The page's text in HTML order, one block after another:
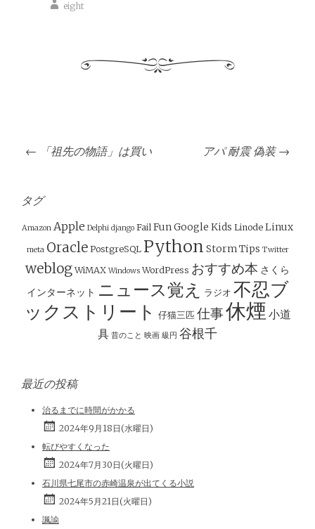
eight
投
稿
ナ
ビ
ゲ
ー
シ
ョ
ン
← 「祖先の物語」は買い アパ 耐震 偽装→
タグ
Amazon Apple Delphi django Fail FunGoogle Kids Linode Linux
meta Oracle PostgreSQL Python StormTips Twitter
weblog WiMAX Windows WordPress おすすめ本 さくら
インターネット ニュース覚え ラジオ 不忍ブ
ックストリート
仔猫三匹 仕事休煙 小道
具 昔のこと 映画 級円 谷根千
最近の投稿
治るまでに時間がかかる
2024年9月18日(水曜日)
転びやすくなった
2024年7月30日(火曜日)
石川県七尾市の赤崎温泉が出てくる小説
2024年5月21日(火曜日)
諷諭